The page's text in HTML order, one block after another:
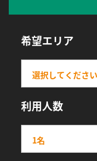
希望エリア
利用人数